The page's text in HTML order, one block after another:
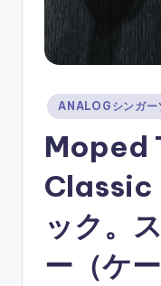
Posted
in
ANALOGシンガー
Moped
Classic
ック。
ー（ケ